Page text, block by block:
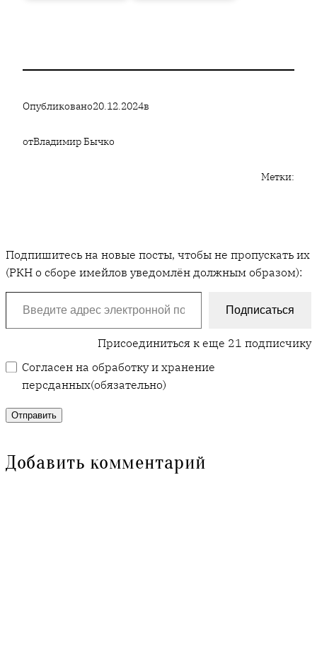
Опубликовано20.12.2024в
отВладимир Бычко
Метки:
Подпишитесь на новые посты, чтобы не пропускать их
(РКН о сборе имейлов уведомлён должным образом):
Введите адрес электронной почты…
Подписаться
Присоединиться к еще 21 подписчику
Согласен на обработку и хранение
персданных(обязательно)
Отправить
Добавить комментарий